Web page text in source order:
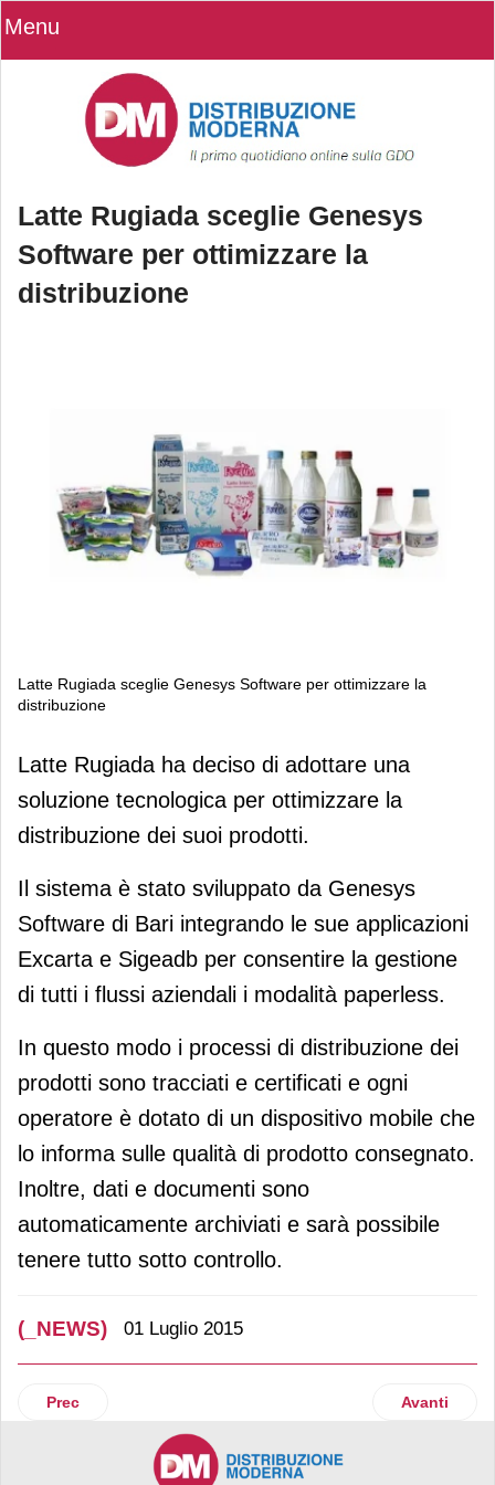
Menu
Latte Rugiada sceglie Genesys
Software per ottimizzare la
distribuzione
Latte Rugiada sceglie Genesys Software per ottimizzare la
distribuzione
Latte Rugiada sceglie Genesys
Software per ottimizzare la
distribuzione
Latte Rugiada ha deciso di adottare una
soluzione tecnologica per ottimizzare la
distribuzione dei suoi prodotti.
Il sistema è stato sviluppato da Genesys
Software di Bari integrando le sue applicazioni
Excarta e Sigeadb per consentire la gestione
di tutti i flussi aziendali i modalità paperless.
In questo modo i processi di distribuzione dei
prodotti sono tracciati e certificati e ogni
operatore è dotato di un dispositivo mobile che
lo informa sulle qualità di prodotto consegnato.
Inoltre, dati e documenti sono
automaticamente archiviati e sarà possibile
tenere tutto sotto controllo.
(_NEWS) 01 Luglio 2015
Articolo precedente: Koelnmesse chiude il 2014 con un
Prec Articolo
Avanti